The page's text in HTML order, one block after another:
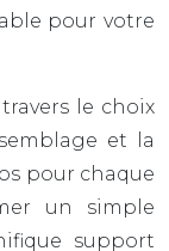
pour votre
le choix
et la
pour chaque
un simple
support